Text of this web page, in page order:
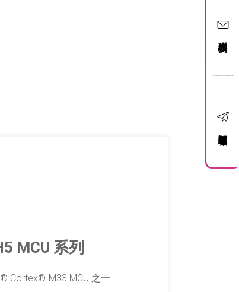
MCU 系列
Cortex®-M33 MCU 之一